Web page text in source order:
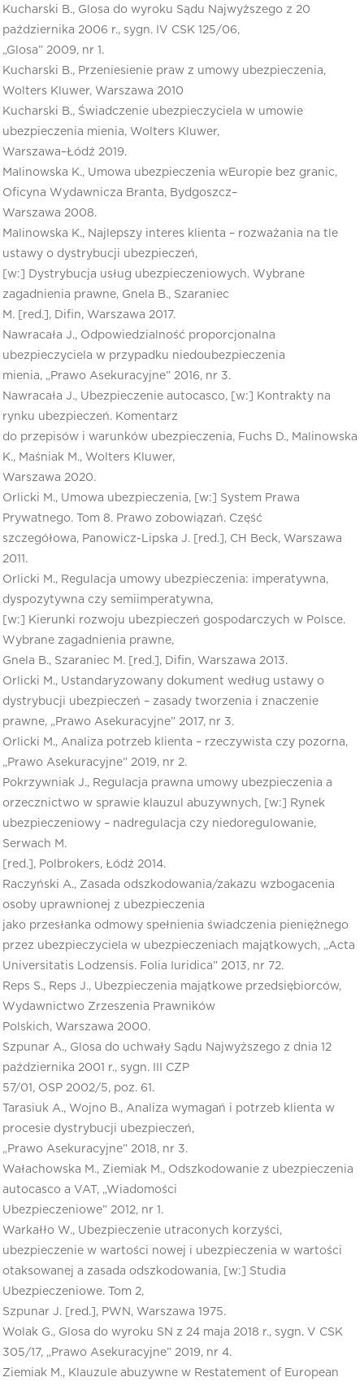
Kucharski B., Glosa do wyroku Sądu Najwyższego z 20
października 2006 r., sygn. IV CSK 125/06,
„Glosa” 2009, nr 1.
Kucharski B., Przeniesienie praw z umowy ubezpieczenia,
Wolters Kluwer, Warszawa 2010
Kucharski B., Świadczenie ubezpieczyciela w umowie
ubezpieczenia mienia, Wolters Kluwer,
Warszawa–Łódź 2019.
Malinowska K., Umowa ubezpieczenia wEuropie bez granic,
Oficyna Wydawnicza Branta, Bydgoszcz–
Warszawa 2008.
Malinowska K., Najlepszy interes klienta – rozważania na tle
ustawy o dystrybucji ubezpieczeń,
[w:] Dystrybucja usług ubezpieczeniowych. Wybrane
zagadnienia prawne, Gnela B., Szaraniec
M. [red.], Difin, Warszawa 2017.
Nawracała J., Odpowiedzialność proporcjonalna
ubezpieczyciela w przypadku niedoubezpieczenia
mienia, „Prawo Asekuracyjne” 2016, nr 3.
Nawracała J., Ubezpieczenie autocasco, [w:] Kontrakty na
rynku ubezpieczeń. Komentarz
do przepisów i warunków ubezpieczenia, Fuchs D., Malinowska
K., Maśniak M., Wolters Kluwer,
Warszawa 2020.
Orlicki M., Umowa ubezpieczenia, [w:] System Prawa
Prywatnego. Tom 8. Prawo zobowiązań. Część
szczegółowa, Panowicz-Lipska J. [red.], CH Beck, Warszawa
2011.
Orlicki M., Regulacja umowy ubezpieczenia: imperatywna,
dyspozytywna czy semiimperatywna,
[w:] Kierunki rozwoju ubezpieczeń gospodarczych w Polsce.
Wybrane zagadnienia prawne,
Gnela B., Szaraniec M. [red.], Difin, Warszawa 2013.
Orlicki M., Ustandaryzowany dokument według ustawy o
dystrybucji ubezpieczeń – zasady tworzenia i znaczenie
prawne, „Prawo Asekuracyjne” 2017, nr 3.
Orlicki M., Analiza potrzeb klienta – rzeczywista czy pozorna,
„Prawo Asekuracyjne” 2019, nr 2.
Pokrzywniak J., Regulacja prawna umowy ubezpieczenia a
orzecznictwo w sprawie klauzul abuzywnych, [w:] Rynek
ubezpieczeniowy – nadregulacja czy niedoregulowanie,
Serwach M.
[red.], Polbrokers, Łódź 2014.
Raczyński A., Zasada odszkodowania/zakazu wzbogacenia
osoby uprawnionej z ubezpieczenia
jako przesłanka odmowy spełnienia świadczenia pieniężnego
przez ubezpieczyciela w ubezpieczeniach majątkowych, „Acta
Universitatis Lodzensis. Folia Iuridica” 2013, nr 72.
Reps S., Reps J., Ubezpieczenia majątkowe przedsiębiorców,
Wydawnictwo Zrzeszenia Prawników
Polskich, Warszawa 2000.
Szpunar A., Glosa do uchwały Sądu Najwyższego z dnia 12
października 2001 r., sygn. III CZP
57/01, OSP 2002/5, poz. 61.
Tarasiuk A., Wojno B., Analiza wymagań i potrzeb klienta w
procesie dystrybucji ubezpieczeń,
„Prawo Asekuracyjne” 2018, nr 3.
Wałachowska M., Ziemiak M., Odszkodowanie z ubezpieczenia
autocasco a VAT, „Wiadomości
Ubezpieczeniowe” 2012, nr 1.
Warkałło W., Ubezpieczenie utraconych korzyści,
ubezpieczenie w wartości nowej i ubezpieczenia w wartości
otaksowanej a zasada odszkodowania, [w:] Studia
Ubezpieczeniowe. Tom 2,
Szpunar J. [red.], PWN, Warszawa 1975.
Wolak G., Glosa do wyroku SN z 24 maja 2018 r., sygn. V CSK
305/17, „Prawo Asekuracyjne” 2019, nr 4.
Ziemiak M., Klauzule abuzywne w Restatement of European